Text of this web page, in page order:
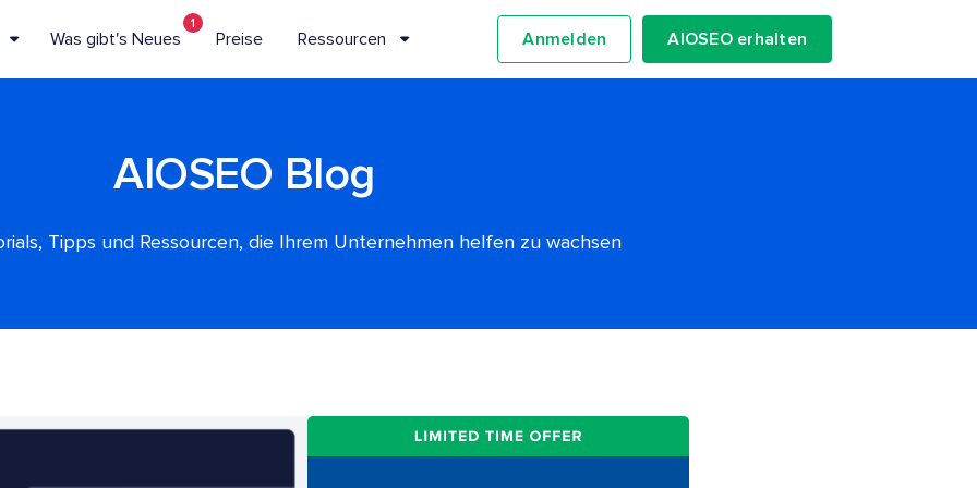
Was gibt's Neues
1
Preise Ressourcen Anmelden AIOSEO erhalten
AIOSEO Blog
Tipps und Ressourcen, die Ihrem Unternehmen helfen zu wachsen